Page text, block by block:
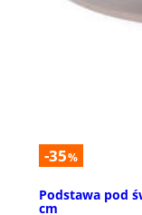
-35%
Podstawa pod
cm